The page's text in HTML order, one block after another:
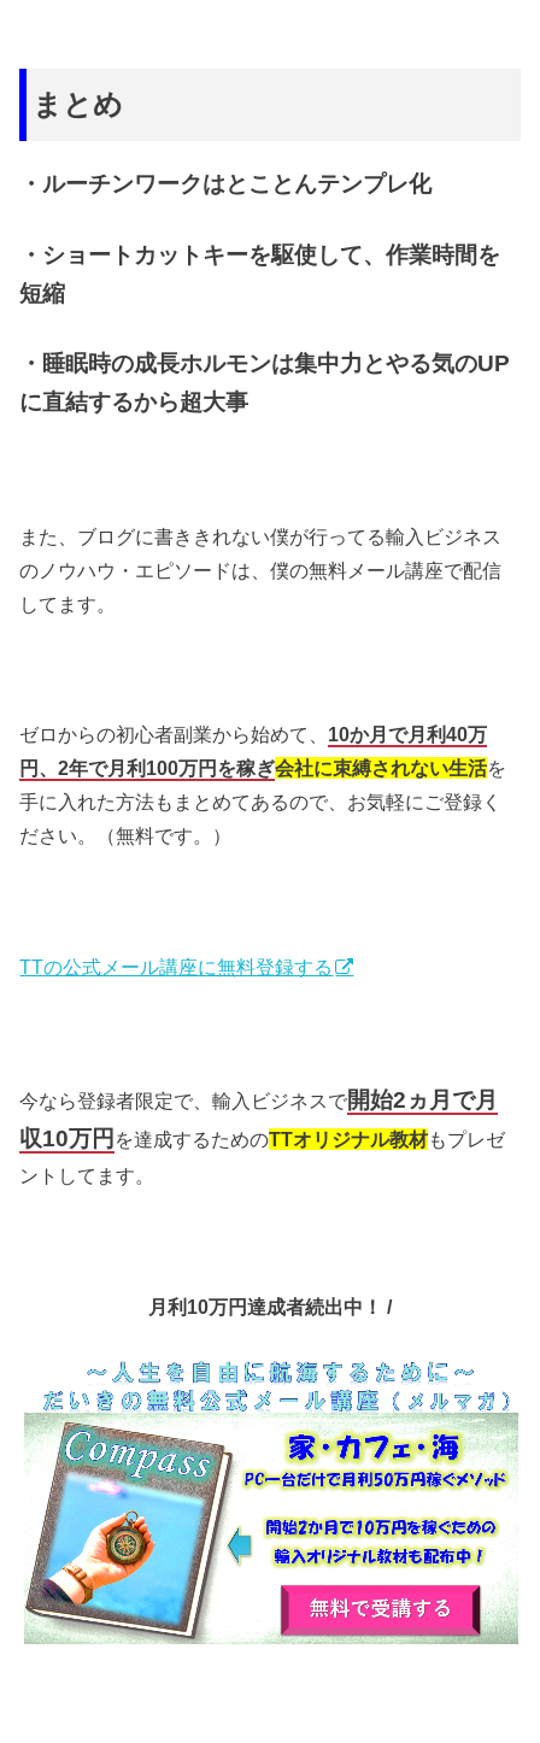
まとめ
・ルーチンワークはとことんテンプレ化
・ショートカットキーを駆使して、作業時間を
短縮
・睡眠時の成長ホルモンは集中力とやる気のUP
に直結するから超大事
また、ブログに書ききれない僕が行ってる輸入ビジネス
のノウハウ・エピソードは、僕の無料メール講座で配信
してます。
ゼロからの初心者副業から始めて、 10か月で月利40万
円、2年で月利100万円を稼ぎ会社に束縛されない生活を
手に入れた方法もまとめてあるので、お気軽にご登録く
ださい。（無料です。）
TTの公式メール講座に無料登録する
今なら登録者限定で、輸入ビジネスで開始2ヵ月で月
収10万円 を達成するためのTTオリジナル教材もプレゼ
ントしてます。
月利10万円達成者続出中！ /